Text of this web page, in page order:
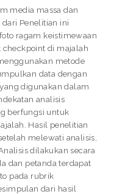
media massa dan
Penelitian ini
ragam keistimewaan
checkpoint di majalah
metode
data dengan
digunakan dalam
analisis
berfungsi untuk
Hasil penelitian
melewati analisis,
dilakukan secara
dan petanda terdapat
pada rubrik
dari hasil